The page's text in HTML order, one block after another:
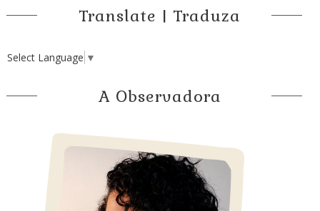
Translate | Traduza
Select Language ▼
A Observadora